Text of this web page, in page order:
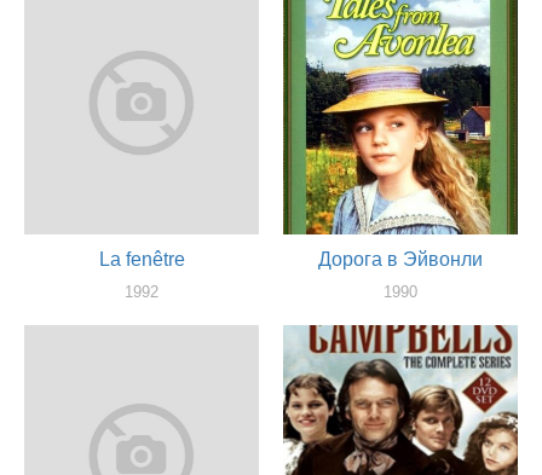
La fenêtre
1992
Дорога в Эйвонли
1990